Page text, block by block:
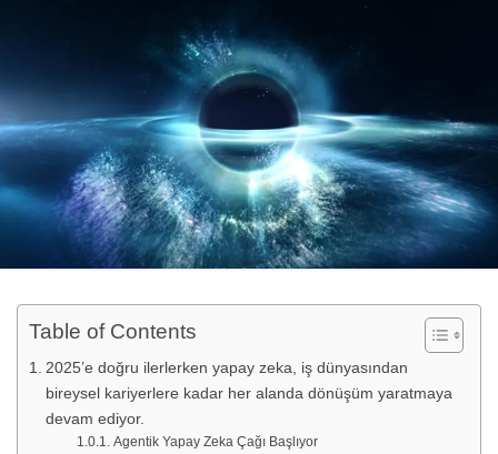
Table of Contents
2025’e doğru ilerlerken yapay zeka, iş dünyasından
bireysel kariyerlere kadar her alanda dönüşüm yaratmaya
devam ediyor.
Agentik Yapay Zeka Çağı Başlıyor